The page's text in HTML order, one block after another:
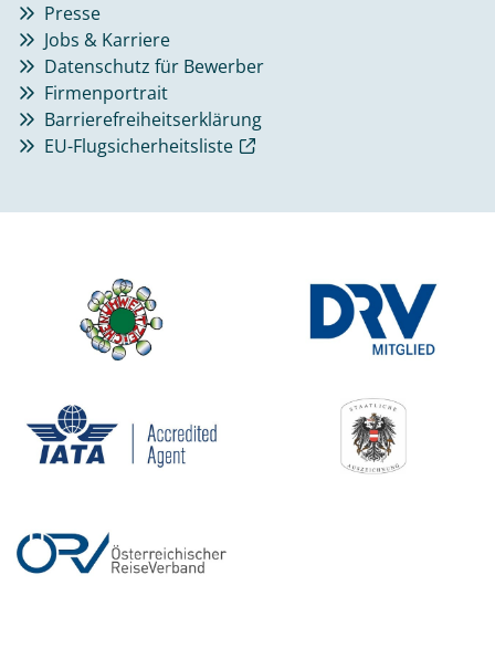
Presse
Jobs & Karriere
Datenschutz für Bewerber
Firmenportrait
Barrierefreiheitserklärung
EU-Flugsicherheitsliste